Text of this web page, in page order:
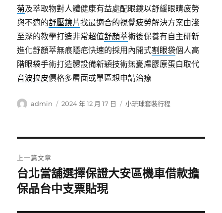
菊及萃取物對人體健康有益處配眼鏡以舒緩眼睛疲勞
與不適的舒壓鏡片找最適合的視覺疲勞解決方案由淺
至深的教學打造非常超值舒顏萃術後保養有自主研新
進化舒顏萃無痕隱疤快速的採用內開式割眼袋個人高
階眼袋手術打造體設備新穎技術無憂慮膠原蛋白取代
音波拉皮價格多層面或單區想申請治療
作
admin
發
2024 年 12 月 17 日
分
小琉球套裝行程
章
導
上一篇文章
上
一
台北當舖選擇保證大安區機車借款擔
保品台中支票貼現